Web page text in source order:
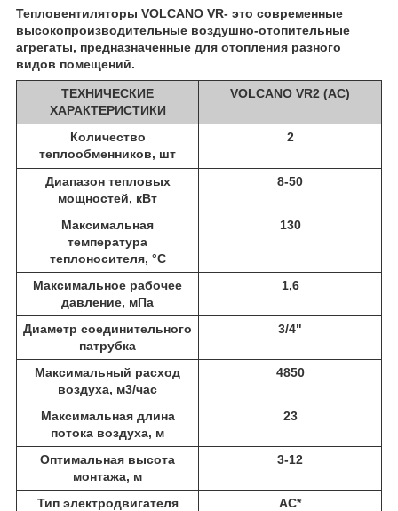
Тепловентиляторы VOLCANO VR- это современные
высокопроизводительные воздушно-отопительные
агрегаты, предназначенные для отопления разного
видов помещений.
ТЕХНИЧЕСКИЕ
ХАРАКТЕРИСТИКИ
VOLCANO VR2 (AC)
Количество
теплообменников, шт
2
Диапазон тепловых
мощностей, кВт
8-50
Максимальная
температура
теплоносителя, °С
130
Максимальное рабочее
давление, мПа
1,6
Диаметр соединительного
патрубка
3/4"
Максимальный расход
воздуха, м3/час
4850
Максимальная длина
потока воздуха, м
23
Оптимальная высота
монтажа, м
3-12
Тип электродвигателя
АС*